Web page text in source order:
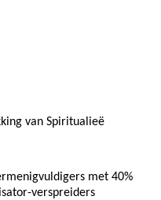
van Spiritualieë
met 40%
verspreiders